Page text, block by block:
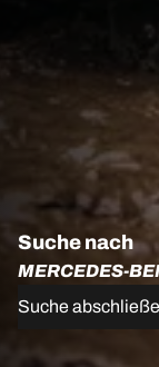
Suche nach
MERCEDES-
Suche